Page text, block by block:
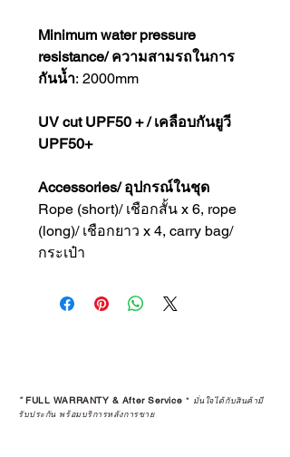
Minimum water pressure
resistance/ ความสามรถในการ
กันน้ำ: 2000mm
UV cut UPF50 + / เคลือบกันยูวี
UPF50+
Accessories/ อุปกรณ์ในชุด
Rope (short)/ เชือกสั้น x 6, rope
(long)/ เชือกยาว x 4, carry bag/
กระเป๋า
*FULL WARRANTY & After Service * มั่นใจได้กับสินค้ามี
รับประกัน พร้อมบริการหลังการขาย